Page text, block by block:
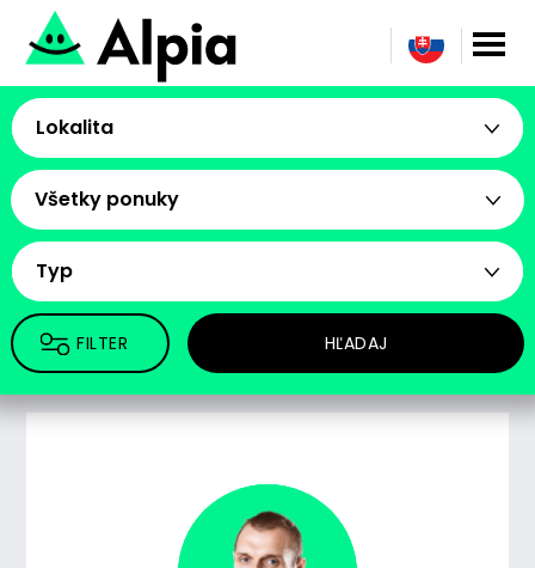
Lokalita
Všetky ponuky
Typ
FILTER HĽADAJ